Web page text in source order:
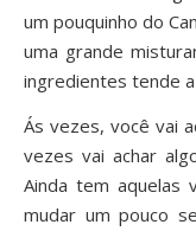
um pouquinho do
uma grande
ingredientes tende
Ás vezes, você vai
vezes vai achar
Ainda tem aquelas
mudar um pouco